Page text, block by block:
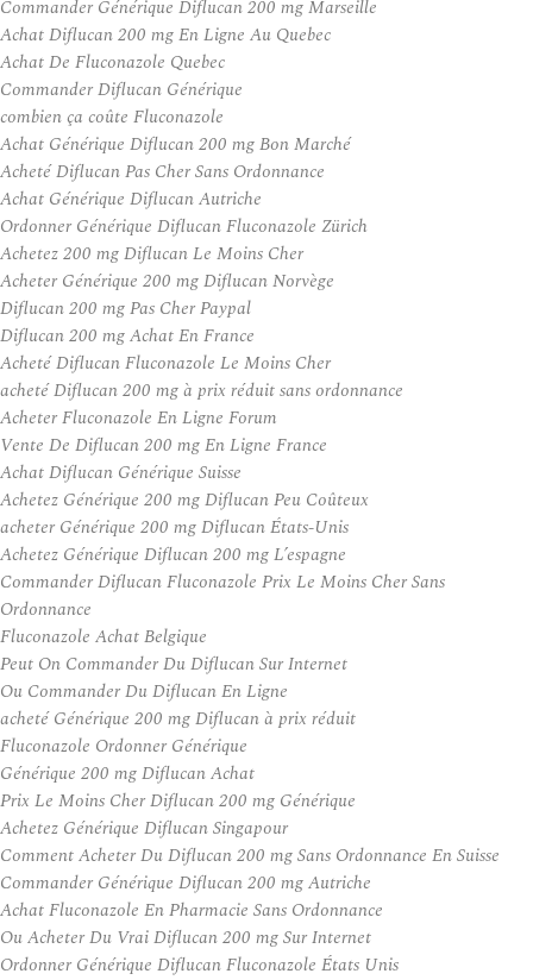
Commander Générique Diflucan 200 mg Marseille
Achat Diflucan 200 mg En Ligne Au Quebec
Achat De Fluconazole Quebec
Commander Diflucan Générique
combien ça coûte Fluconazole
Achat Générique Diflucan 200 mg Bon Marché
Acheté Diflucan Pas Cher Sans Ordonnance
Achat Générique Diflucan Autriche
Ordonner Générique Diflucan Fluconazole Zürich
Achetez 200 mg Diflucan Le Moins Cher
Acheter Générique 200 mg Diflucan Norvège
Diflucan 200 mg Pas Cher Paypal
Diflucan 200 mg Achat En France
Acheté Diflucan Fluconazole Le Moins Cher
acheté Diflucan 200 mg à prix réduit sans ordonnance
Acheter Fluconazole En Ligne Forum
Vente De Diflucan 200 mg En Ligne France
Achat Diflucan Générique Suisse
Achetez Générique 200 mg Diflucan Peu Coûteux
acheter Générique 200 mg Diflucan États-Unis
Achetez Générique Diflucan 200 mg L’espagne
Commander Diflucan Fluconazole Prix Le Moins Cher Sans
Ordonnance
Fluconazole Achat Belgique
Peut On Commander Du Diflucan Sur Internet
Ou Commander Du Diflucan En Ligne
acheté Générique 200 mg Diflucan à prix réduit
Fluconazole Ordonner Générique
Générique 200 mg Diflucan Achat
Prix Le Moins Cher Diflucan 200 mg Générique
Achetez Générique Diflucan Singapour
Comment Acheter Du Diflucan 200 mg Sans Ordonnance En Suisse
Commander Générique Diflucan 200 mg Autriche
Achat Fluconazole En Pharmacie Sans Ordonnance
Ou Acheter Du Vrai Diflucan 200 mg Sur Internet
Ordonner Générique Diflucan Fluconazole États Unis